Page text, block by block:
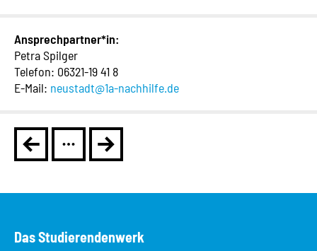
Ansprechpartner*in:
Petra Spilger
Telefon: 06321-19 41 8
E-Mail: neustadt@1a-nachhilfe.de
Das Studierendenwerk